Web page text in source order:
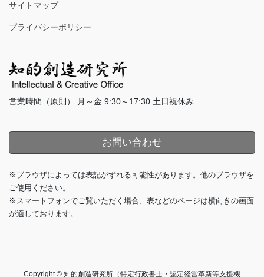
サイトマップ
プライバシーポリシー
営業時間（原則） 月～金 9:30～17:30 土日祝休み
お問い合わせ
※ブラウザによっては表記がずれる可能性があります。他のブラウザを
ご使用ください。
※スマートフォンでご覧いただく場合、表などのページは横向きの画面
が適しております。
Copyright © 知的創造研究所（特定行政書士・認定経営革新等支援機